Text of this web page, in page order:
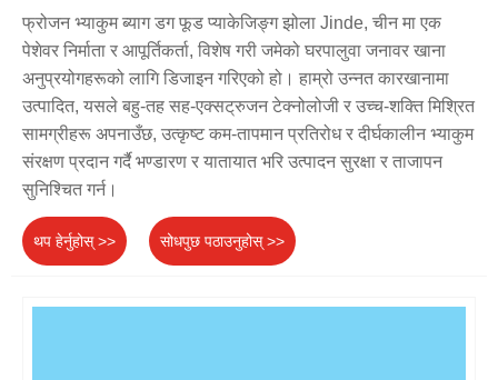
फ्रोजन भ्याकुम ब्याग डग फूड प्याकेजिङ्ग झोला Jinde, चीन मा एक
पेशेवर निर्माता र आपूर्तिकर्ता, विशेष गरी जमेको घरपालुवा जनावर खाना
अनुप्रयोगहरूको लागि डिजाइन गरिएको हो। हाम्रो उन्नत कारखानामा
उत्पादित, यसले बहु-तह सह-एक्सट्रुजन टेक्नोलोजी र उच्च-शक्ति मिश्रित
सामग्रीहरू अपनाउँछ, उत्कृष्ट कम-तापमान प्रतिरोध र दीर्घकालीन भ्याकुम
संरक्षण प्रदान गर्दै भण्डारण र यातायात भरि उत्पादन सुरक्षा र ताजापन
सुनिश्चित गर्न।
थप हेर्नुहोस् >> सोधपुछ पठाउनुहोस् >>